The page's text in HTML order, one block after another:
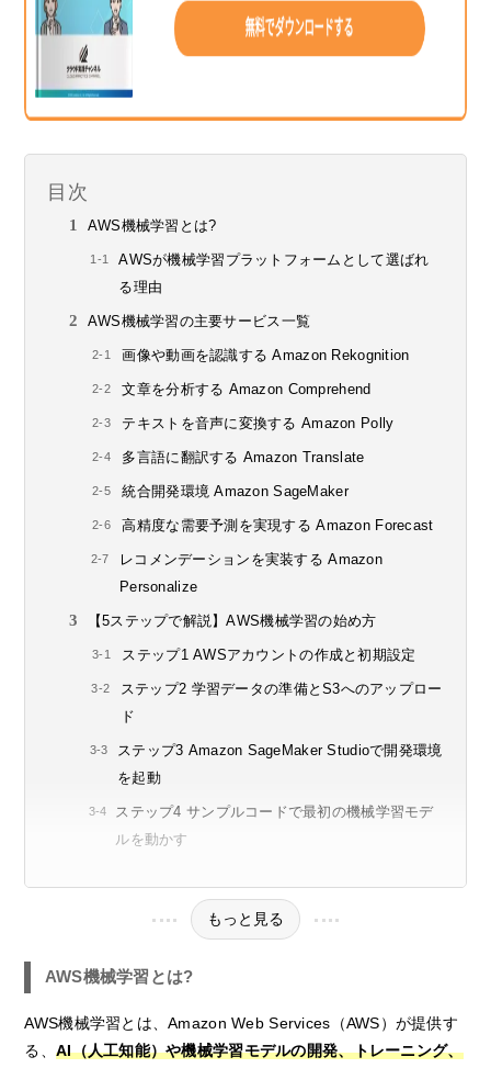
目次
AWS機械学習とは?
AWSが機械学習プラットフォームとして選ばれ
る理由
AWS機械学習の主要サービス一覧
画像や動画を認識する Amazon Rekognition
文章を分析する Amazon Comprehend
テキストを音声に変換する Amazon Polly
多言語に翻訳する Amazon Translate
統合開発環境 Amazon SageMaker
高精度な需要予測を実現する Amazon Forecast
レコメンデーションを実装する Amazon
Personalize
【5ステップで解説】AWS機械学習の始め方
ステップ1 AWSアカウントの作成と初期設定
ステップ2 学習データの準備とS3へのアップロー
ド
ステップ3 Amazon SageMaker Studioで開発環境
を起動
ステップ4 サンプルコードで最初の機械学習モデ
ルを動かす
もっと見る
AWS機械学習とは?
AWS機械学習とは、Amazon Web Services（AWS）が提供す
る、 AI（人工知能）や機械学習モデルの開発、トレーニング、